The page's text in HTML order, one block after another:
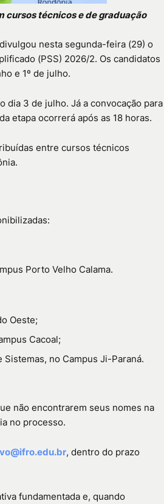
cursos técnicos e de graduação
nesta segunda-feira (29) o
(PSS) 2026/2. Os candidatos
e 1º de julho.
dia 3 de julho. Já a convocação para
etapa ocorrerá após as 18 horas.
entre cursos técnicos
Porto Velho Calama.
Oeste;
Cacoal;
no Campus Ji-Paraná.
não encontrarem seus nomes na
no processo.
, dentro do prazo
fundamentada e, quando